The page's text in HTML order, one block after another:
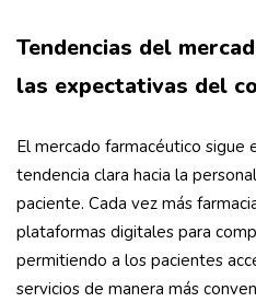
Tendencias del
las expectativas del
El mercado farmacéutico sigue
tendencia clara hacia la
paciente. Cada vez más
plataformas digitales para
permitiendo a los pacientes
servicios de manera más